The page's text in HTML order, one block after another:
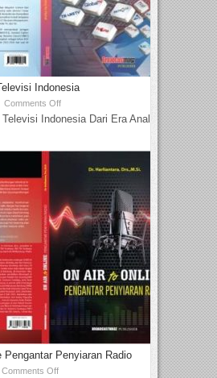
Indonesia
Comments Off
Indonesia Dari Era Analog
Pengantar Penyiaran Radio
Comments Off